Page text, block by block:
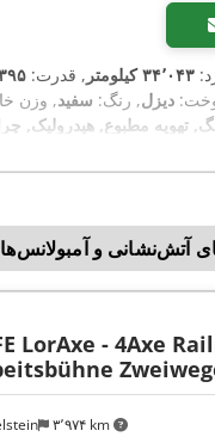
۳۴٬۰۴۳ کیلومتر , قدرت: ۳۹۵ کیلووات (۵۳۷٫۰۵
دیزل, رنگ: سفید, وزن
تهویه مطبوع, هیدرولیک,
آتش‌نشانی و آمبولانس‌ها
۳٬۹۷۴ km
LorAxe - 4Axe